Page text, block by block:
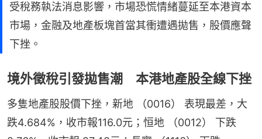
受稅務執法消息影響，市場恐慌情緒蔓延至本港資本
市場，金融及地產板塊首當其衝遭遇拋售，股價應聲
下挫。
境外徵稅引發拋售潮 本港地產股全線下挫
多隻地產股股價下挫，新地 （0016） 表現最差，大
跌4.684%，收市報116.0元；恒地 （0012） 下跌